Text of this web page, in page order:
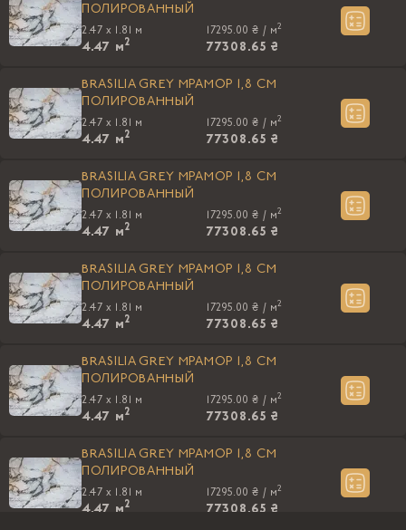
ПОЛИРОВАННЫЙ
2.47 x 1.81 м
4.47 м2
17295.00 ₴ / м2
77308.65 ₴
BRASILIA GREY МРАМОР 1,8 CM
ПОЛИРОВАННЫЙ
2.47 x 1.81 м
4.47 м2
17295.00 ₴ / м2
77308.65 ₴
BRASILIA GREY МРАМОР 1,8 CM
ПОЛИРОВАННЫЙ
2.47 x 1.81 м
4.47 м2
17295.00 ₴ / м2
77308.65 ₴
BRASILIA GREY МРАМОР 1,8 CM
ПОЛИРОВАННЫЙ
2.47 x 1.81 м
4.47 м2
17295.00 ₴ / м2
77308.65 ₴
BRASILIA GREY МРАМОР 1,8 CM
ПОЛИРОВАННЫЙ
2.47 x 1.81 м
4.47 м2
17295.00 ₴ / м2
77308.65 ₴
BRASILIA GREY МРАМОР 1,8 CM
ПОЛИРОВАННЫЙ
2.47 x 1.81 м
4.47 м2
17295.00 ₴ / м2
77308.65 ₴